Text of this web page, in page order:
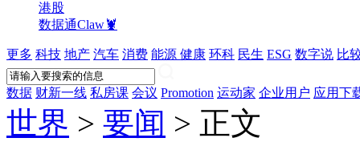
港股
数据通Claw🦞
更多 科技 地产 汽车 消费 能源 健康 环科 民生 ESG 数字说 比
数据 财新一线 私房课 会议 Promotion 运动家 企业用户 应用下
世界 > 要闻 > 正文